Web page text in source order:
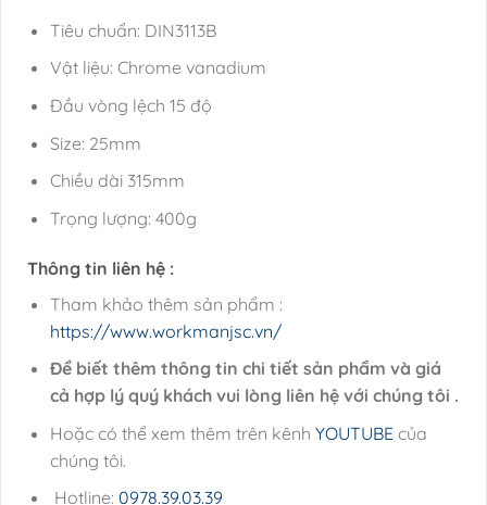
Tiêu chuẩn: DIN3113B
Vật liệu: Chrome vanadium
Đầu vòng lệch 15 độ
Size: 25mm
Chiều dài 315mm
Trọng lượng: 400g
Thông tin liên hệ :
Tham khảo thêm sản phẩm :
https://www.workmanjsc.vn/
Để biết thêm thông tin chi tiết sản phẩm và giá
cả hợp lý quý khách vui lòng liên hệ với chúng tôi .
Hoặc có thể xem thêm trên kênh YOUTUBEcủa
chúng tôi.
Hotline: 0978.39.03.39